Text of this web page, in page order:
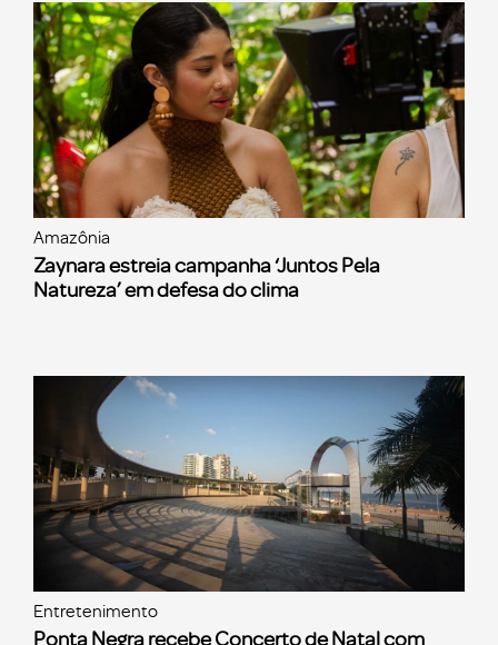
Amazônia
Zaynara estreia campanha ‘Juntos Pela
Natureza’ em defesa do clima
Entretenimento
Ponta Negra recebe Concerto de Natal com